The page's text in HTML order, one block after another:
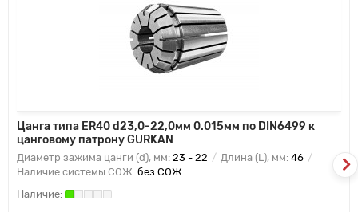
Цанга типа ER40 d23,0-22,0мм 0.015мм по DIN6499 к
цанговому патрону GURKAN
Диаметр зажима цанги (d), мм: 23 - 22 Длина (L), мм: 46
Наличие системы СОЖ: без СОЖ